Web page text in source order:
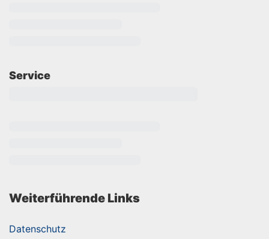
Service
Weiterführende Links
Datenschutz